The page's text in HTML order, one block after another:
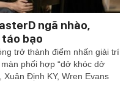
ngã nhào,
táo bạo
trở thành điểm nhấn giải trí
phối hợp “dở khóc dở
Định KY, Wren Evans